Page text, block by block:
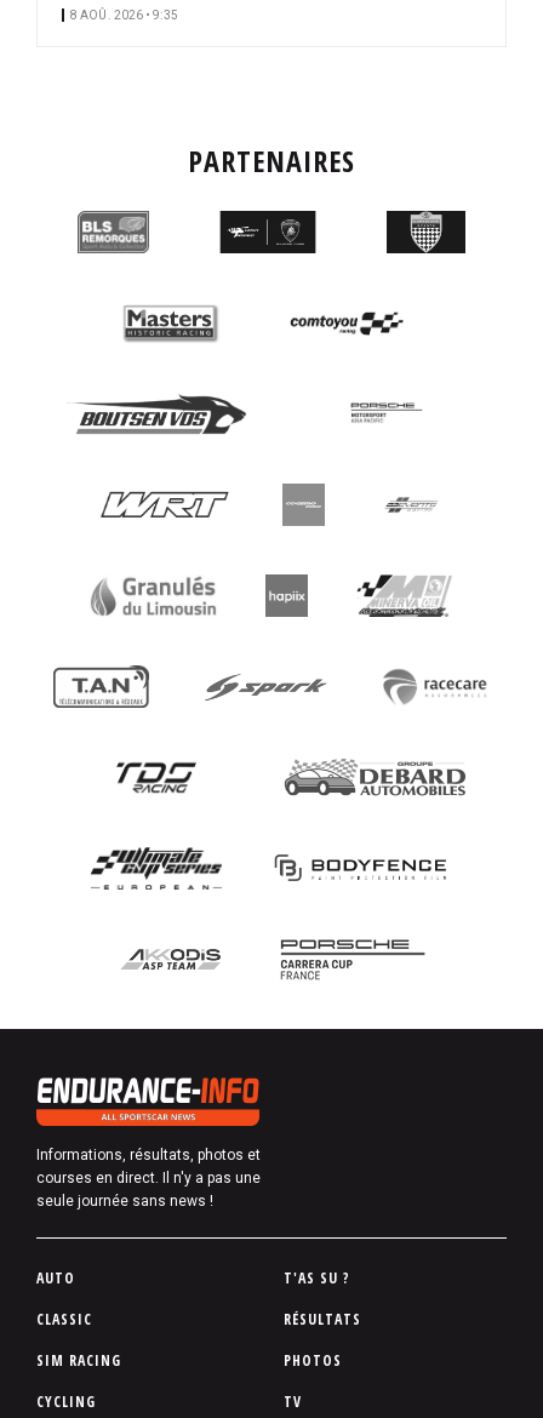
8 AOÛ. 2026 • 9:35
PARTENAIRES
Informations, résultats, photos et
courses en direct. Il n'y a pas une
seule journée sans news !
P
d
d
AUTO
CLASSIC
SIM RACING
CYCLING
T'AS SU ?
RÉSULTATS
PHOTOS
TV